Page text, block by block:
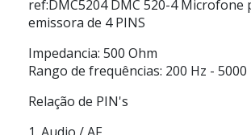
ref:DMC5204DMC 520-4 Microfone
emissora de 4 PINS
Impedancia: 500 Ohm
Rango de frequências: 200 Hz - 5000
Relação de PIN's